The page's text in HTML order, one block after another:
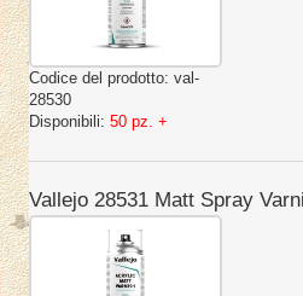
Codice del prodotto: val-
28530
Disponibili: 50 pz. +
Vallejo 28531 Matt Spray